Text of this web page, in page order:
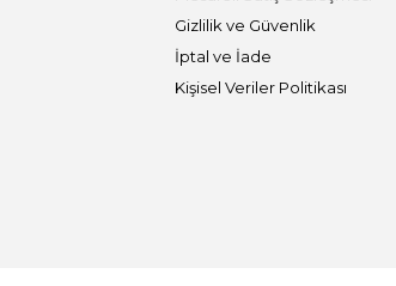
Gizlilik ve Güvenlik
İptal ve İade
Kişisel Veriler Politikası